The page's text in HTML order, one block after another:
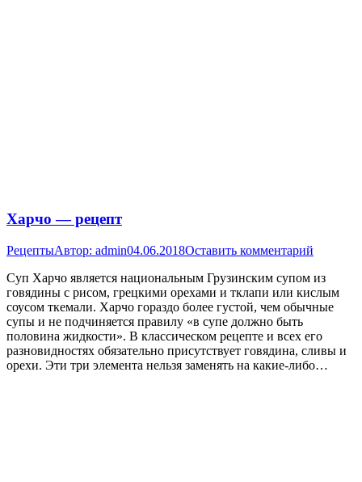
Харчо — рецепт
РецептыАвтор: admin04.06.2018Оставить комментарий
Суп Харчо является национальным Грузинским супом из
говядины с рисом, грецкими орехами и тклапи или кислым
соусом ткемали. Харчо гораздо более густой, чем обычные
супы и не подчиняется правилу «в супе должно быть
половина жидкости». В классическом рецепте и всех его
разновидностях обязательно присутствует говядина, сливы и
орехи. Эти три элемента нельзя заменять на какие-либо…